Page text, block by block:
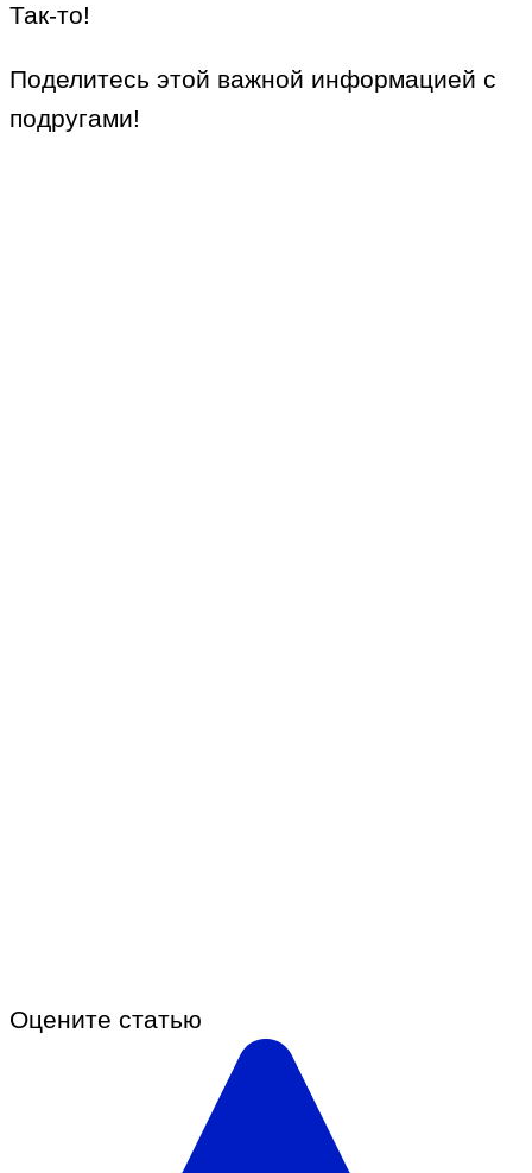
Так-то!
Поделитесь этой важной информацией с
подругами!
Оцените статью